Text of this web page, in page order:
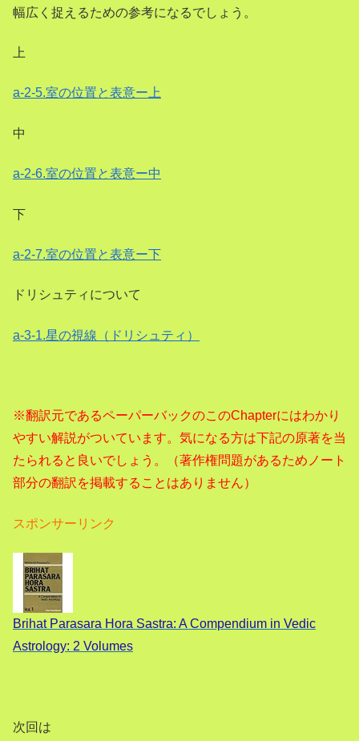
幅広く捉えるための参考になるでしょう。
上
a-2-5.室の位置と表意ー上
中
a-2-6.室の位置と表意ー中
下
a-2-7.室の位置と表意ー下
ドリシュティについて
a-3-1.星の視線（ドリシュティ）
※翻訳元であるペーパーバックのこのChapterにはわかり
やすい解説がついています。気になる方は下記の原著を当
たられると良いでしょう。（著作権問題があるためノート
部分の翻訳を掲載することはありません）
スポンサーリンク
Brihat Parasara Hora Sastra: A Compendium in Vedic
Astrology: 2 Volumes
次回は